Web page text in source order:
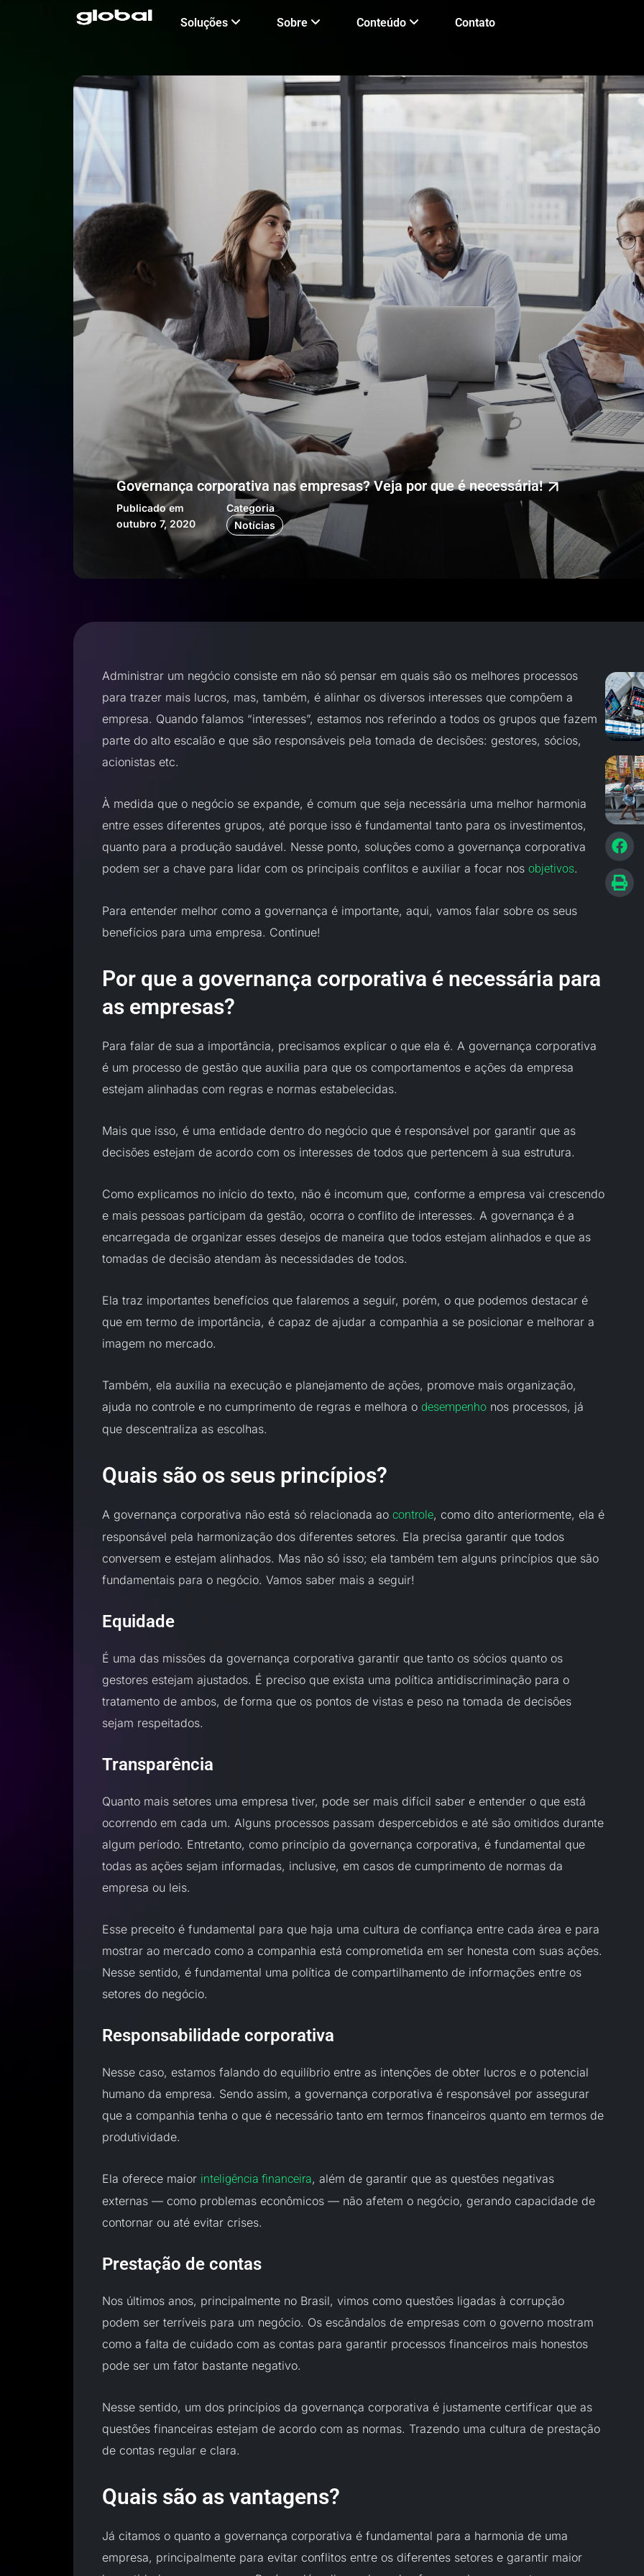
Soluções Sobre Conteúdo Contato
Governança corporativa nas empresas? Veja por que é necessária!
Publicado em
outubro 7, 2020
Categoria
Notícias
Administrar um negócio consiste em não só pensar em quais são os melhores processos
para trazer mais lucros, mas, também, é alinhar os diversos interesses que compõem a
empresa. Quando falamos “interesses”, estamos nos referindo a todos os grupos que fazem
parte do alto escalão e que são responsáveis pela tomada de decisões: gestores, sócios,
acionistas etc.
À medida que o negócio se expande, é comum que seja necessária uma melhor harmonia
entre esses diferentes grupos, até porque isso é fundamental tanto para os investimentos,
quanto para a produção saudável. Nesse ponto, soluções como a governança corporativa
podem ser a chave para lidar com os principais conflitos e auxiliar a focar nos objetivos.
Para entender melhor como a governança é importante, aqui, vamos falar sobre os seus
benefícios para uma empresa. Continue!
Por que a governança corporativa é necessária para
as empresas?
Para falar de sua a importância, precisamos explicar o que ela é. A governança corporativa
é um processo de gestão que auxilia para que os comportamentos e ações da empresa
estejam alinhadas com regras e normas estabelecidas.
Mais que isso, é uma entidade dentro do negócio que é responsável por garantir que as
decisões estejam de acordo com os interesses de todos que pertencem à sua estrutura.
Como explicamos no início do texto, não é incomum que, conforme a empresa vai crescendo
e mais pessoas participam da gestão, ocorra o conflito de interesses. A governança é a
encarregada de organizar esses desejos de maneira que todos estejam alinhados e que as
tomadas de decisão atendam às necessidades de todos.
Ela traz importantes benefícios que falaremos a seguir, porém, o que podemos destacar é
que em termo de importância, é capaz de ajudar a companhia a se posicionar e melhorar a
imagem no mercado.
Também, ela auxilia na execução e planejamento de ações, promove mais organização,
ajuda no controle e no cumprimento de regras e melhora o desempenho nos processos, já
que descentraliza as escolhas.
Quais são os seus princípios?
A governança corporativa não está só relacionada ao controle, como dito anteriormente, ela é
responsável pela harmonização dos diferentes setores. Ela precisa garantir que todos
conversem e estejam alinhados. Mas não só isso; ela também tem alguns princípios que são
fundamentais para o negócio. Vamos saber mais a seguir!
Equidade
É uma das missões da governança corporativa garantir que tanto os sócios quanto os
gestores estejam ajustados. É preciso que exista uma política antidiscriminação para o
tratamento de ambos, de forma que os pontos de vistas e peso na tomada de decisões
sejam respeitados.
Transparência
Quanto mais setores uma empresa tiver, pode ser mais difícil saber e entender o que está
ocorrendo em cada um. Alguns processos passam despercebidos e até são omitidos durante
algum período. Entretanto, como princípio da governança corporativa, é fundamental que
todas as ações sejam informadas, inclusive, em casos de cumprimento de normas da
empresa ou leis.
Esse preceito é fundamental para que haja uma cultura de confiança entre cada área e para
mostrar ao mercado como a companhia está comprometida em ser honesta com suas ações.
Nesse sentido, é fundamental uma política de compartilhamento de informações entre os
setores do negócio.
Responsabilidade corporativa
Nesse caso, estamos falando do equilíbrio entre as intenções de obter lucros e o potencial
humano da empresa. Sendo assim, a governança corporativa é responsável por assegurar
que a companhia tenha o que é necessário tanto em termos financeiros quanto em termos de
produtividade.
Ela oferece maior inteligência financeira, além de garantir que as questões negativas
externas — como problemas econômicos — não afetem o negócio, gerando capacidade de
contornar ou até evitar crises.
Prestação de contas
Nos últimos anos, principalmente no Brasil, vimos como questões ligadas à corrupção
podem ser terríveis para um negócio. Os escândalos de empresas com o governo mostram
como a falta de cuidado com as contas para garantir processos financeiros mais honestos
pode ser um fator bastante negativo.
Nesse sentido, um dos princípios da governança corporativa é justamente certificar que as
questões financeiras estejam de acordo com as normas. Trazendo uma cultura de prestação
de contas regular e clara.
Quais são as vantagens?
Já citamos o quanto a governança corporativa é fundamental para a harmonia de uma
empresa, principalmente para evitar conflitos entre os diferentes setores e garantir maior